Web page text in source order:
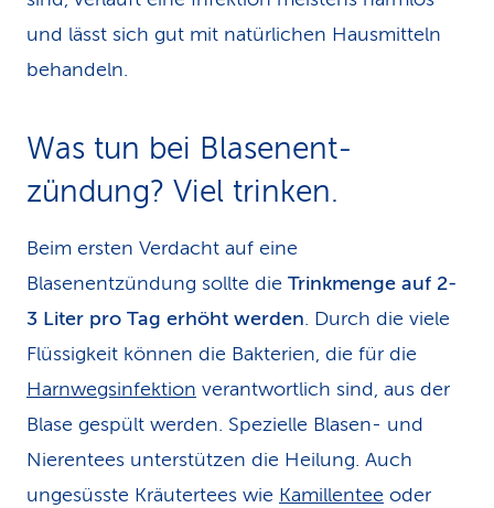
und lässt sich gut mit natürlichen Hausmitteln
behandeln.
Was tun bei Blasenent­
zündung? Viel trinken.
Beim ersten Verdacht auf eine
Blasenentzündung sollte die Trinkmenge auf 2-
3 Liter pro Tag erhöht werden. Durch die viele
Flüssigkeit können die Bakterien, die für die
Harnwegsinfektion verantwortlich sind, aus der
Blase gespült werden. Spezielle Blasen- und
Nierentees unterstützen die Heilung. Auch
unge­süsste Kräutertees wie Kamillentee oder